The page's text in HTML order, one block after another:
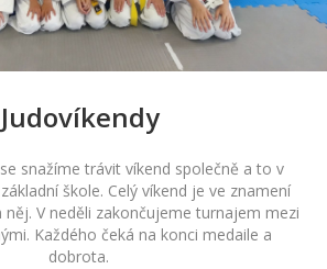
Judovíkendy
snažíme trávit víkend společně a to v
škole. Celý víkend je ve znamení
něj. V neděli zakončujeme turnajem mezi
Každého čeká na konci medaile a
dobrota.